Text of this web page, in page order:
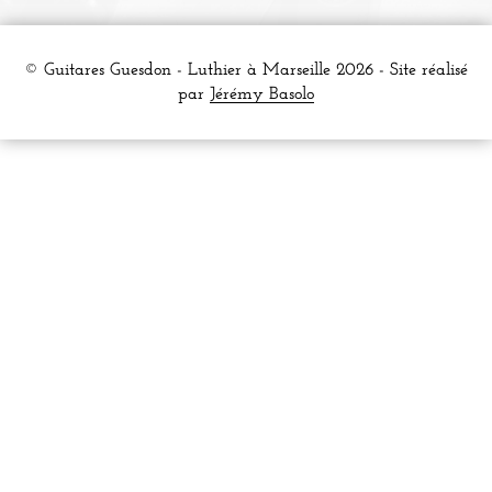
© Guitares Guesdon - Luthier à Marseille 2026 - Site réalisé
par Jérémy Basolo